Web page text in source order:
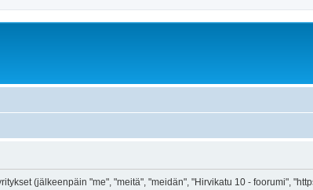
(jälkeenpäin "me", "meitä", "meidän", "Hirvikatu 10 - foorumi",